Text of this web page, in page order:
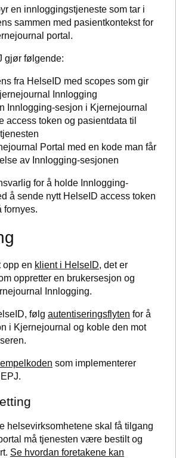
en innloggingstjeneste som tar i
sammen med pasientkontekst for
portal.
gjør følgende:
fra HelseID med scopes som gir
Innlogging
Innlogging-sesjon i Kjernejournal
access token og pasientdata til
Portal med en kode man får
av Innlogging-sesjonen
for å holde Innlogging-
å sende nytt HelseID access token
fornyes.
opp en klient i HelseID, det er
oppretter en brukersesjon og
Innlogging.
følg autentiseringsflyten for å
i Kjernejournal og koble den mot
som implementerer
helsevirksomhetene skal få tilgang
må tjenesten være bestilt og
Se hvordan foretakene kan